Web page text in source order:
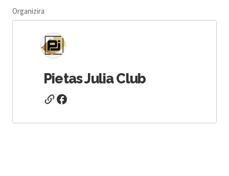
Organizira
Pietas Julia Club